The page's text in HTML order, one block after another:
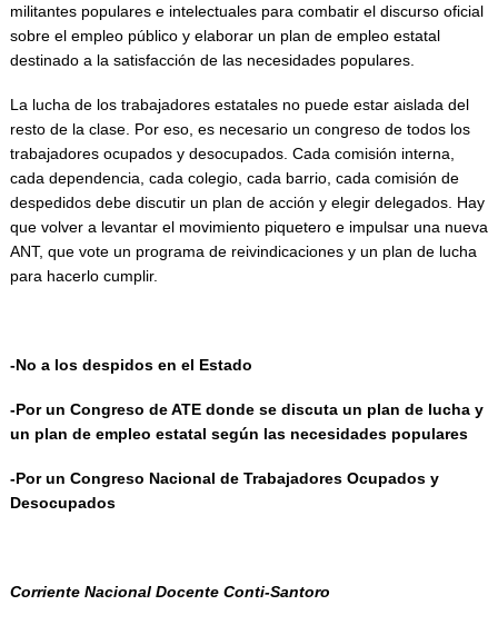
militantes populares e intelectuales para combatir el discurso oficial
sobre el empleo público y elaborar un plan de empleo estatal
destinado a la satisfacción de las necesidades populares.
La lucha de los trabajadores estatales no puede estar aislada del
resto de la clase. Por eso, es necesario un congreso de todos los
trabajadores ocupados y desocupados. Cada comisión interna,
cada dependencia, cada colegio, cada barrio, cada comisión de
despedidos debe discutir un plan de acción y elegir delegados. Hay
que volver a levantar el movimiento piquetero e impulsar una nueva
ANT, que vote un programa de reivindicaciones y un plan de lucha
para hacerlo cumplir.
-No a los despidos en el Estado
-Por un Congreso de ATE donde se discuta un plan de lucha y
un plan de empleo estatal según las necesidades populares
-Por un Congreso Nacional de Trabajadores Ocupados y
Desocupados
Corriente Nacional Docente Conti-Santoro